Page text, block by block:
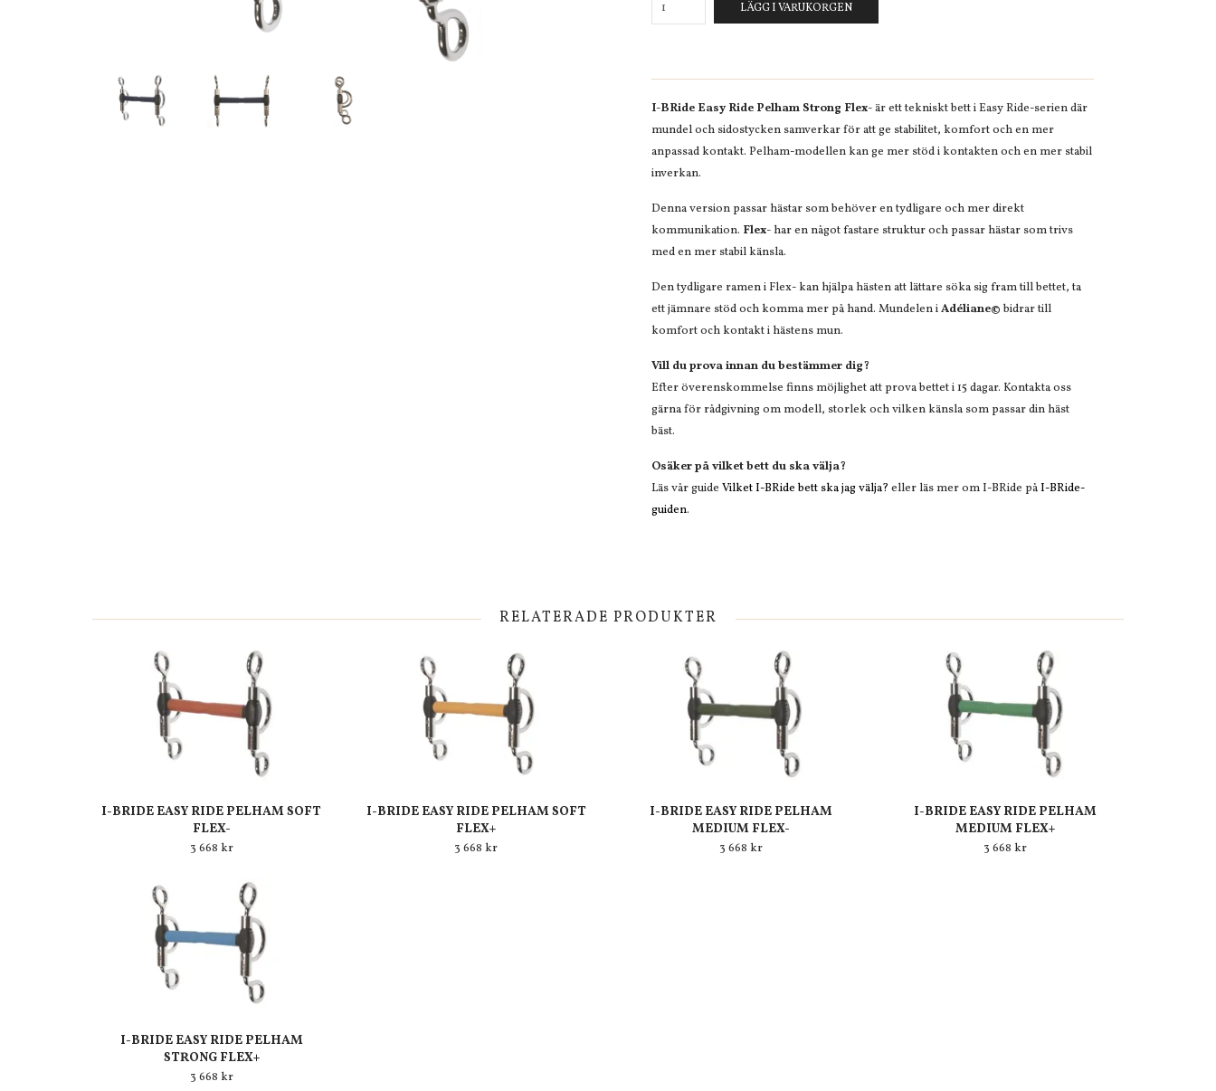
LÄGG I VARUKORGEN
I-BRide Easy Ride Pelham Strong Flex-är ett tekniskt bett i Easy Ride-serien där
mundel och sidostycken samverkar för att ge stabilitet, komfort och en mer
anpassad kontakt. Pelham-modellen kan ge mer stöd i kontakten och en mer stabil
inverkan.
Denna version passar hästar som behöver en tydligare och mer direkt
kommunikation. Flex- har en något fastare struktur och passar hästar som trivs
med en mer stabil känsla.
Den tydligare ramen i Flex- kan hjälpa hästen att lättare söka sig fram till bettet, ta
ett jämnare stöd och komma mer på hand. Mundelen iAdéliane© bidrar till
komfort och kontakt i hästens mun.
Vill du prova innan du bestämmer dig?
Efter överenskommelse finns möjlighet att prova bettet i 15 dagar. Kontakta oss
gärna för rådgivning om modell, storlek och vilken känsla som passar din häst
bäst.
Osäker på vilket bett du ska välja?
Läs vår guide Vilket I-BRide bett ska jag välja? eller läs mer om I-BRide påI-BRide-
guiden.
RELATERADE PRODUKTER
I-BRIDE EASY RIDE PELHAM SOFT
FLEX-
3 668 kr
I-BRIDE EASY RIDE PELHAM SOFT
FLEX+
3 668 kr
I-BRIDE EASY RIDE PELHAM
MEDIUM FLEX-
3 668 kr
I-BRIDE EASY RIDE PELHAM
MEDIUM FLEX+
3 668 kr
I-BRIDE EASY RIDE PELHAM
STRONG FLEX+
3 668 kr